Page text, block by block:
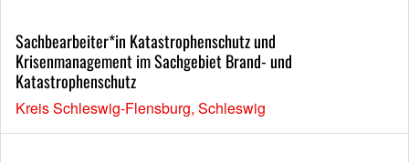
Sachbearbeiter*in Katastrophenschutz und
Krisenmanagement im Sachgebiet Brand- und
Katastrophenschutz
Kreis Schleswig-Flensburg, Schleswig